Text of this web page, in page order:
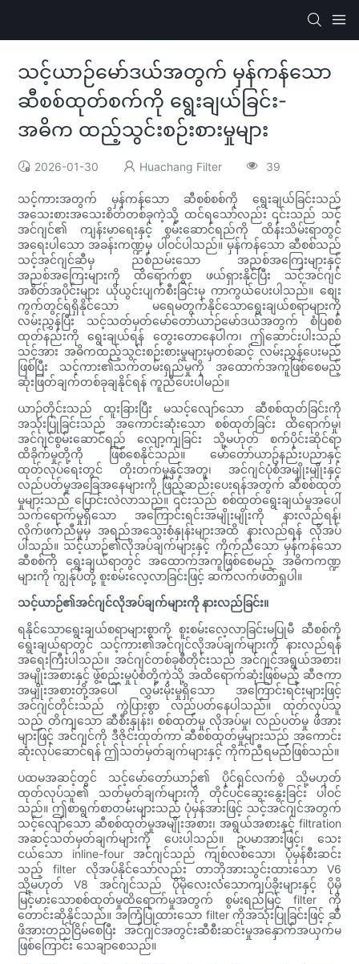
သင့်ယာဉ်မော်ဒယ်အတွက် မှန်ကန်သော
ဆီစစ်ထုတ်စက်ကို ရွေးချယ်ခြင်း-
အဓိက ထည့်သွင်းစဉ်းစားမှုများ
2026-01-30 Huachang Filter 39
သင့်ကားအတွက် မှန်ကန်သော ဆီစစ်စစ်ကို ရွေးချယ်ခြင်းသည်
အသေးစားအသေးစိတ်တစ်ခုကဲ့သို့ ထင်ရသော်လည်း ၎င်းသည် သင့်
အင်ဂျင်၏ ကျန်းမာရေးနှင့် စွမ်းဆောင်ရည်ကို ထိန်းသိမ်းရာတွင်
အရေးပါသော အခန်းကဏ္ဍမှ ပါဝင်ပါသည်။ မှန်ကန်သော ဆီစစ်သည်
သင့်အင်ဂျင်ဆီမှ ညစ်ညမ်းသော အညစ်အကြေးများနှင့်
အညစ်အကြေးများကို ထိရောက်စွာ ဖယ်ရှားနိုင်ပြီး သင့်အင်ဂျင်
အစိတ်အပိုင်းများ ယိုယွင်းပျက်စီးခြင်းမှ ကာကွယ်ပေးပါသည်။ စျေး
ကွက်တွင်ရရှိနိုင်သော မရေမတွက်နိုင်သောရွေးချယ်စရာများကို
လမ်းညွှန်ပြီး သင့်သတ်မှတ်မော်တော်ယာဉ်မော်ဒယ်အတွက် စံပြစစ်
ထုတ်နည်းကို ရွေးချယ်ရန် တွေးတောနေပါက၊ ဤဆောင်းပါးသည်
သင့်အား အဓိကထည့်သွင်းစဉ်းစားမှုများမှတစ်ဆင့် လမ်းညွှန်ပေးမည်
ဖြစ်ပြီး သင့်ကား၏သက်တမ်းရှည်မှုကို အထောက်အကူဖြစ်စေမည့်
ဆုံးဖြတ်ချက်တစ်ခုချနိုင်ရန် ကူညီပေးပါမည်။
ယာဉ်တိုင်းသည် ထူးခြားပြီး မသင့်လျော်သော ဆီစစ်ထုတ်ခြင်းကို
အသုံးပြုခြင်းသည် အကောင်းဆုံးသော စစ်ထုတ်ခြင်း ထိရောက်မှု၊
အင်ဂျင်စွမ်းဆောင်ရည် လျော့ကျခြင်း သို့မဟုတ် စက်ပိုင်းဆိုင်ရာ
ထိခိုက်မှုတို့ကို ဖြစ်စေနိုင်သည်။ မော်တော်ယာဥ်နည်းပညာနှင့်
ထုတ်လုပ်ရေးတွင် တိုးတက်မှုနှင့်အတူ၊ အင်ဂျင်ပုံစံအမျိုးမျိုးနှင့်
လည်ပတ်မှုအခြေအနေများကို ဖြည့်ဆည်းပေးရန်အတွက် ဆီစစ်ထုတ်
မှုများသည် ပြောင်းလဲလာသည်။ ၎င်းသည် စစ်ထုတ်ရွေးချယ်မှုအပေါ်
သက်ရောက်မှုရှိသော အကြောင်းရင်းအမျိုးမျိုးကို နားလည်ရန်၊
လိုက်ဖက်ညီမှုမှ အရည်အသွေးစံနှုန်းများအထိ နားလည်ရန် လိုအပ်
ပါသည်။ သင့်ယာဉ်၏လိုအပ်ချက်များနှင့် ကိုက်ညီသော မှန်ကန်သော
ဆီစစ်ကို ရွေးချယ်ရာတွင် အထောက်အကူဖြစ်စေမည့် အဓိကကဏ္ဍ
များကို ကျွန်ုပ်တို့ စူးစမ်းလေ့လာခြင်းဖြင့် ဆက်လက်ဖတ်ရှုပါ။
သင့်ယာဉ်၏အင်ဂျင်လိုအပ်ချက်များကို နားလည်ခြင်း။
ရနိုင်သောရွေးချယ်စရာများစွာကို စူးစမ်းလေ့လာခြင်းမပြုမီ ဆီစစ်ကို
ရွေးချယ်ရာတွင် သင့်ကား၏အင်ဂျင်လိုအပ်ချက်များကို နားလည်ရန်
အရေးကြီးပါသည်။ အင်ဂျင်တစ်ခုစီတိုင်းသည် အင်ဂျင်အရွယ်အစား၊
အမျိုးအစားနှင့် ဖွဲ့စည်းမှုပုံစံတို့ကဲ့သို့ အထိရောက်ဆုံးဖြစ်မည့် ဆီဇကာ
အမျိုးအစားတို့အပေါ် လွှမ်းမိုးမှုရှိသော အကြောင်းရင်းများဖြင့်
အင်ဂျင်တိုင်းသည် ကွဲပြားစွာ လည်ပတ်နေပါသည်။ ထုတ်လုပ်သူ
သည် တိကျသော ဆီစီးနှုန်း၊ စစ်ထုတ်မှု လိုအပ်မှု၊ လည်ပတ်မှု ဖိအား
များဖြင့် အင်ဂျင်ကို ဒီဇိုင်းထုတ်ကာ ဆီစစ်ထုတ်မှုများသည် အကောင်း
ဆုံးလုပ်ဆောင်ရန် ဤသတ်မှတ်ချက်များနှင့် ကိုက်ညီရမည်ဖြစ်သည်။
ပထမအဆင့်တွင် သင့်မော်တော်ယာဉ်၏ ပိုင်ရှင်လက်စွဲ သို့မဟုတ်
ထုတ်လုပ်သူ၏ သတ်မှတ်ချက်များကို တိုင်ပင်ဆွေးနွေးခြင်း ပါဝင်
သည်။ ဤစာရွက်စာတမ်းများသည် ပုံမှန်အားဖြင့် သင့်အင်ဂျင်အတွက်
သင့်လျော်သော ဆီစစ်ထုတ်မှုအမျိုးအစား၊ အရွယ်အစားနှင့် filtration
အဆင့်သတ်မှတ်ချက်များကို ပေးပါသည်။ ဥပမာအားဖြင့်၊ သေး
ငယ်သော inline-four အင်ဂျင်သည် ကျစ်လစ်သော၊ ပုံမှန်စီးဆင်း
သည့် filter လိုအပ်နိုင်သော်လည်း တာဘိုအားသွင်းထားသော V6
သို့မဟုတ် V8 အင်ဂျင်သည် ပိုမိုလေးလံသောကျပ်ခိုးများနှင့် ပိုမို
မြင့်မားသောစစ်ထုတ်မှုထိရောက်မှုအတွက် စွမ်းရည်မြင့် filter ကို
တောင်းဆိုနိုင်သည်။ အကြံပြုထားသော filter ကိုအသုံးပြုခြင်းဖြင့် ဆီ
ဖိအားတည်ငြိမ်စေပြီး အင်ဂျင်အတွင်းဆီစီးဆင်းမှုအနှောက်အယှက်မ
ဖြစ်ကြောင်း သေချာစေသည်။